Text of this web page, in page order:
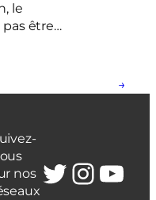
le
être…
→
nos Twitter